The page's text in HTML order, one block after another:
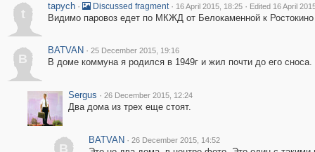
t
tapych · Discussed fragment · 16 April 2015, 18:25 · Edited 16 April
Видимо паровоз едет по МКЖД от Белокаменной к Ростокино
B
BATVAN · 25 December 2015, 19:16
В доме коммуна я родился в 1949г и жил почти до его сноса.
Sergus · 26 December 2015, 12:24
Два дома из трех еще стоят.
B
BATVAN · 26 December 2015, 14:52